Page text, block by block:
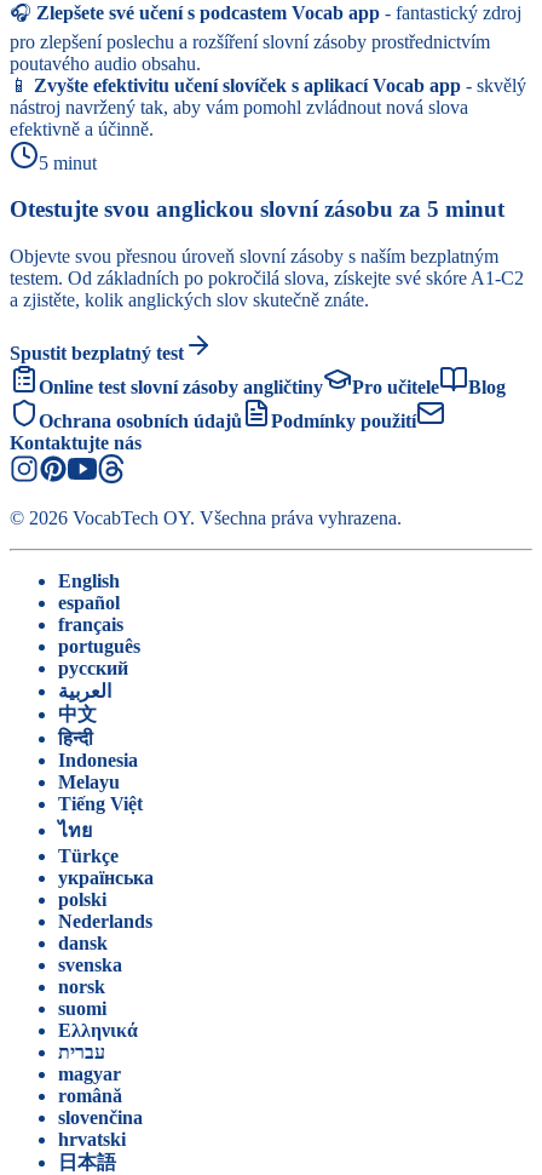
🎧 Zlepšete své učení s podcastem Vocab app - fantastický zdroj
pro zlepšení poslechu a rozšíření slovní zásoby prostřednictvím
poutavého audio obsahu.
📱 Zvyšte efektivitu učení slovíček s aplikací Vocab app - skvělý
nástroj navržený tak, aby vám pomohl zvládnout nová slova
efektivně a účinně.
5 minut
Otestujte svou anglickou slovní zásobu za 5 minut
Objevte svou přesnou úroveň slovní zásoby s naším bezplatným
testem. Od základních po pokročilá slova, získejte své skóre A1-C2
a zjistěte, kolik anglických slov skutečně znáte.
Spustit bezplatný test
Online test slovní zásoby angličtiny
Pro učitele
Blog
Ochrana osobních údajů
Podmínky použití
Kontaktujte nás
© 2026 VocabTech OY. Všechna práva vyhrazena.
English
español
français
português
русский
العربية
中文
हिन्दी
Indonesia
Melayu
Tiếng Việt
ไทย
Türkçe
українська
polski
Nederlands
dansk
svenska
norsk
suomi
Ελληνικά
עברית
magyar
română
slovenčina
hrvatski
日本語